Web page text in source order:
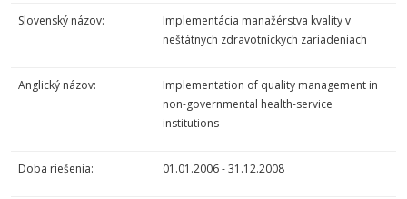
Slovenský názov:
Implementácia manažérstva kvality v
neštátnych zdravotníckych zariadeniach
Anglický názov:
Implementation of quality management in
non-governmental health-service
institutions
Doba riešenia: 01.01.2006 - 31.12.2008